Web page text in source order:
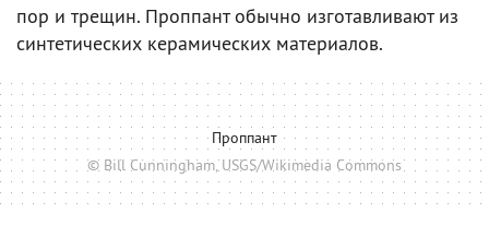
пор и трещин. Проппант обычно изготавливают из
синтетических керамических материалов.
Проппант
© Bill Cunningham, USGS/Wikimedia Commons